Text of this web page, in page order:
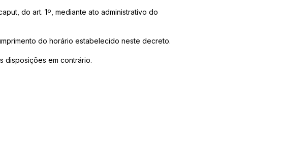
do art. 1º, mediante ato administrativo do
do horário estabelecido neste decreto.
disposições em contrário.